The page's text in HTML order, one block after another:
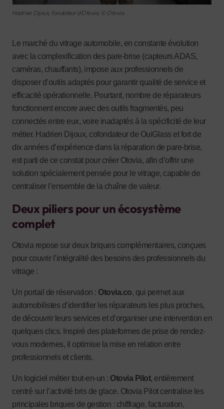
Hadrien Dijoux, fondateur d’Otovia. © Otovia
Le marché du vitrage automobile, en constante évolution
avec la complexification des pare-brise (capteurs ADAS,
caméras, chauffants), impose aux professionnels de
disposer d’outils adaptés pour garantir qualité de service et
efficacité opérationnelle. Pourtant, nombre de réparateurs
fonctionnent encore avec des outils fragmentés, peu
connectés entre eux, voire inadaptés à la spécificité de leur
métier. Hadrien Dijoux, cofondateur de OuiGlass et fort de
dix années d’expérience dans la réparation de pare-brise,
est parti de ce constat pour créer Otovia, afin d’offrir une
solution spécialement pensée pour le vitrage, capable de
centraliser l’ensemble de la chaîne de valeur.
Deux piliers pour un écosystème
complet
Otovia repose sur deux briques complémentaires, conçues
pour couvrir l’intégralité des besoins des professionnels du
vitrage :
Un portail de réservation : Otovia.co, qui permet aux
automobilistes d’identifier les réparateurs les plus proches,
de découvrir leurs services et d’organiser une intervention en
quelques clics. Inspiré des plateformes de prise de rendez-
vous modernes, il optimise la mise en relation entre
professionnels et clients.
Un logiciel métier tout-en-un : Otovia Pilot, entièrement
centré sur l’activité bris de glace. Otovia Pilot centralise les
principales briques de gestion : chiffrage, facturation,